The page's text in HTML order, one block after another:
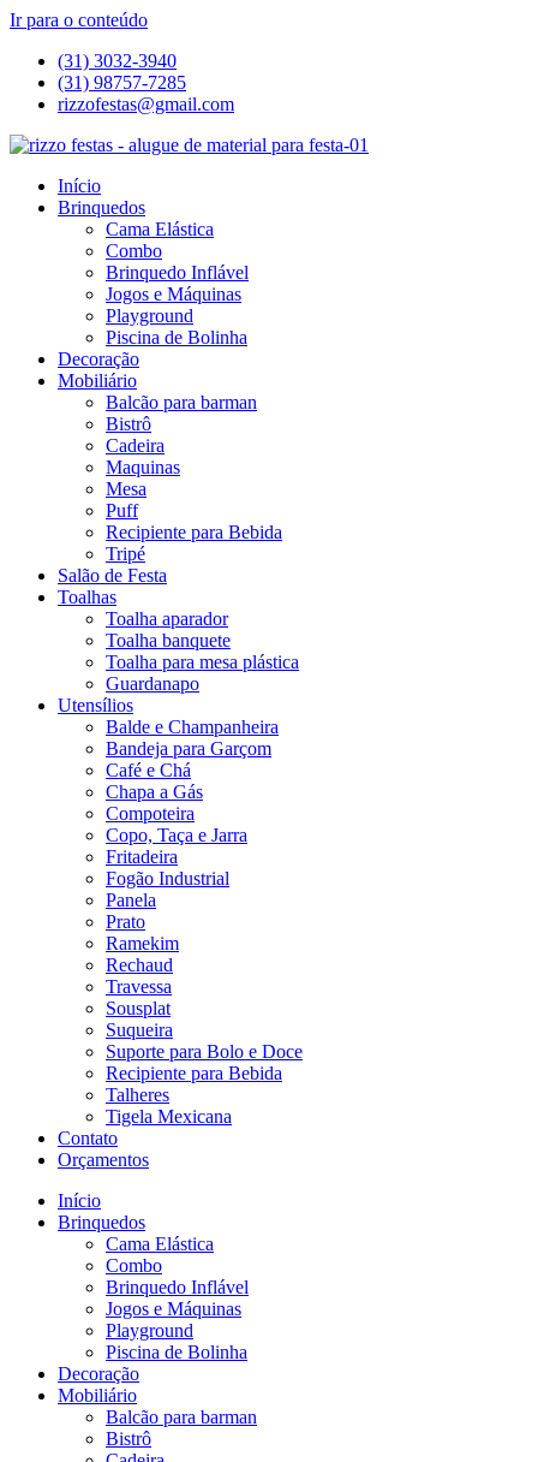
Ir para o conteúdo
(31) 3032-3940
(31) 98757-7285
rizzofestas@gmail.com
Início
Brinquedos
Cama Elástica
Combo
Brinquedo Inflável
Jogos e Máquinas
Playground
Piscina de Bolinha
Decoração
Mobiliário
Balcão para barman
Bistrô
Cadeira
Maquinas
Mesa
Puff
Recipiente para Bebida
Tripé
Salão de Festa
Toalhas
Toalha aparador
Toalha banquete
Toalha para mesa plástica
Guardanapo
Utensílios
Balde e Champanheira
Bandeja para Garçom
Café e Chá
Chapa a Gás
Compoteira
Copo, Taça e Jarra
Fritadeira
Fogão Industrial
Panela
Prato
Ramekim
Rechaud
Travessa
Sousplat
Suqueira
Suporte para Bolo e Doce
Recipiente para Bebida
Talheres
Tigela Mexicana
Contato
Orçamentos
Início
Brinquedos
Cama Elástica
Combo
Brinquedo Inflável
Jogos e Máquinas
Playground
Piscina de Bolinha
Decoração
Mobiliário
Balcão para barman
Bistrô